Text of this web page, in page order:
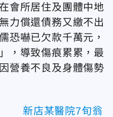
會所居住及團體中地
力償還債務又繳不出
恐嚇已欠款千萬元，
，導致傷痕累累，最
營養不良及身體傷勢
新店某醫院7旬翁